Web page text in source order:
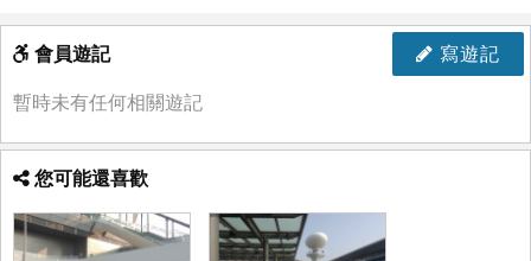
寫遊記
會員遊記
暫時未有任何相關遊記
您可能還喜歡